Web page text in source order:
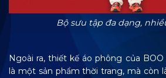
Bộ sưu tập đa dạng,
Ngoài ra, thiết kế áo phông của
là một sản phẩm thời trang, mà còn